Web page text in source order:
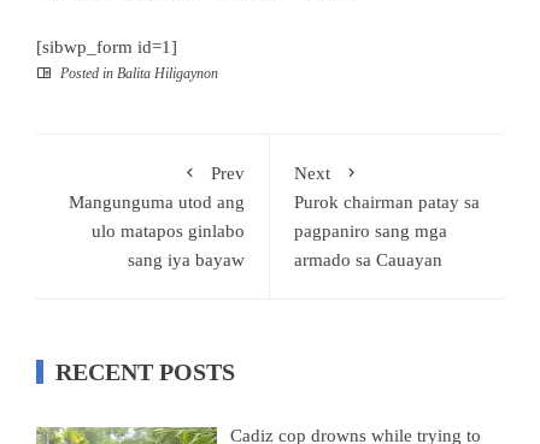
[sibwp_form id=1]
Posted in Balita Hiligaynon
Prev
Mangunguma utod ang
ulo matapos ginlabo
sang iya bayaw
Next
Purok chairman patay sa
pagpaniro sang mga
armado sa Cauayan
RECENT POSTS
Cadiz cop drowns while trying to